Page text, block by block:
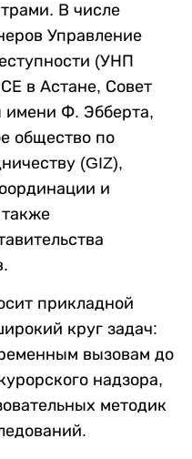
В числе
Управление
(УНП
в Астане, Совет
Ф. Эбберта,
общество по
(GIZ),
и
прикладной
круг задач:
вызовам до
надзора,
методик